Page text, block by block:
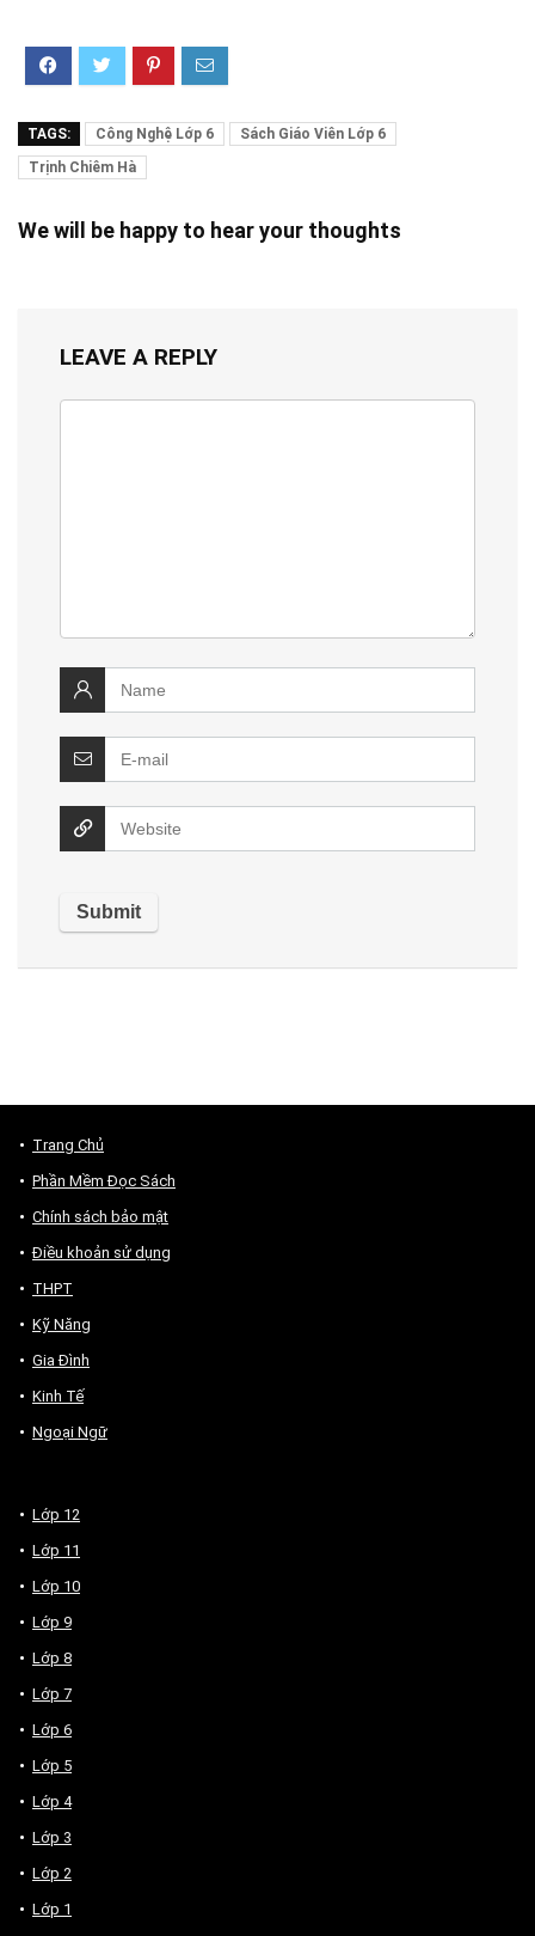
TAGS: Công Nghệ Lớp 6
Sách Giáo Viên Lớp 6
Trịnh Chiêm Hà
We will be happy to hear your thoughts
LEAVE A REPLY
Trang Chủ
Phần Mềm Đọc Sách
Chính sách bảo mật
Điều khoản sử dụng
THPT
Kỹ Năng
Gia Đình
Kinh Tế
Ngoại Ngữ
Lớp 12
Lớp 11
Lớp 10
Lớp 9
Lớp 8
Lớp 7
Lớp 6
Lớp 5
Lớp 4
Lớp 3
Lớp 2
Lớp 1